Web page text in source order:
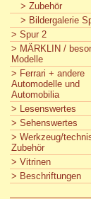
> Zubehör
> Bildergalerie
> Spur 2
> MÄRKLIN /
Modelle
> Ferrari + andere
Automodelle und
Automobilia
> Lesenswertes
> Sehenswertes
> Werkzeug/
Zubehör
> Vitrinen
> Beschriftungen